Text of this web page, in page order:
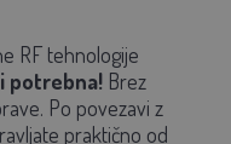
RF tehnologije
potrebna! Brez
Po povezavi z
praktično od